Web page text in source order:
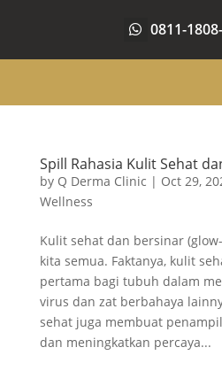
0811-
Spill Rahasia Kulit Sehat
by Q Derma Clinic | Oct 29,
Wellness
Kulit sehat dan bersinar
kita semua. Faktanya, kulit
pertama bagi tubuh dalam
virus dan zat berbahaya
sehat juga membuat
dan meningkatkan percaya...